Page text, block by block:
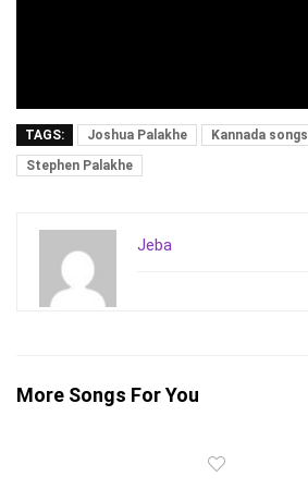
TAGS: Joshua Palakhe Kannada songs
Stephen Palakhe
Jeba
More Songs For You